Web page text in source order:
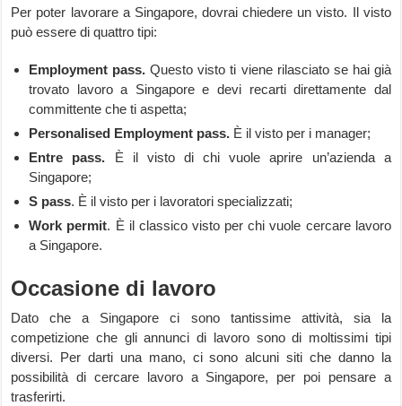
Per poter lavorare a Singapore, dovrai chiedere un visto. Il visto
può essere di quattro tipi:
Employment pass.Questo visto ti viene rilasciato se hai già
trovato lavoro a Singapore e devi recarti direttamente dal
committente che ti aspetta;
Personalised Employment pass. È il visto per i manager;
Entre pass. È il visto di chi vuole aprire un’azienda a
Singapore;
S pass. È il visto per i lavoratori specializzati;
Work permit. È il classico visto per chi vuole cercare lavoro
a Singapore.
Occasione di lavoro
Dato che a Singapore ci sono tantissime attività, sia la
competizione che gli annunci di lavoro sono di moltissimi tipi
diversi. Per darti una mano, ci sono alcuni siti che danno la
possibilità di cercare lavoro a Singapore, per poi pensare a
trasferirti.